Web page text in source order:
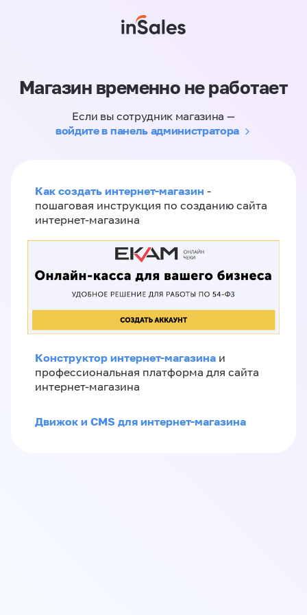
Магазин временно не работает
Если вы сотрудник магазина —
войдите в панель администратора
Как создать интернет-магазин -
пошаговая инструкция по созданию сайта
интернет-магазина
Конструктор интернет-магазина и
профессиональная платформа для сайта
интернет-магазина
Движок и CMS для интернет-магазина